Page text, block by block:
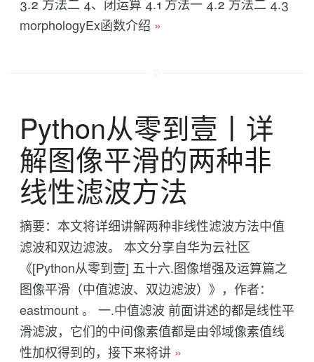
3.2 方法二 4、闭运算 4.1 方法一 4.2 方法二 4.3
morphologyEx函数介绍 »
Python从零到壹丨详
解图像平滑的两种非
线性滤波方法
摘要：本文将详细讲解两种非线性滤波方法中值
滤波和双边滤波。 本文分享自华为云社区
《[Python从零到壹] 五十六.图像增强及运算篇之
图像平滑（中值滤波、双边滤波）》，作者：
eastmount 。 一.中值滤波 前面讲述的都是线性平
滑滤波，它们的中间像素值都是由邻域像素值线
性加权得到的，接下来将讲 »